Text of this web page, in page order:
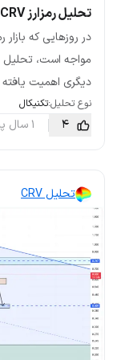
تحلیل رمزارز ‌CRV (۷م خرداد)
در روزهایی که بازار
مواجه است، تحلیل
دیگری اهمیت
نوع تحلیل:تکنیکال
4 1 سال پیش
تحلیل CRV